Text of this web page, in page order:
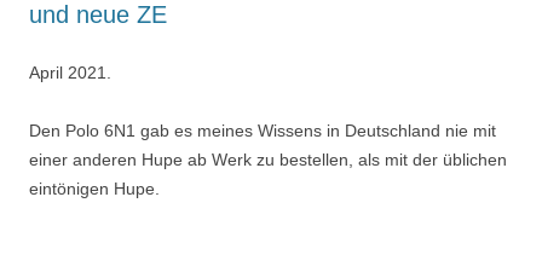
und neue ZE
April 2021.
Den Polo 6N1 gab es meines Wissens in Deutschland nie mit
einer anderen Hupe ab Werk zu bestellen, als mit der üblichen
eintönigen Hupe.